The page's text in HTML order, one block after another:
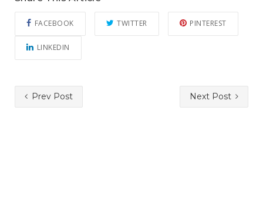
FACEBOOK TWITTER PINTEREST
LINKEDIN
Prev Post Next Post